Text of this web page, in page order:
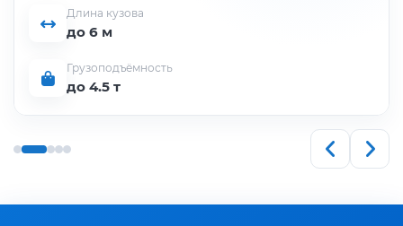
Длина кузова
до 6 м
Грузоподъёмность
до 4.5 т